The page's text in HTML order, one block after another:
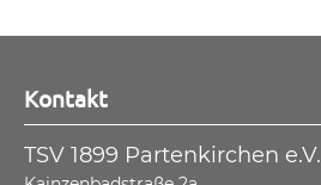
Kontakt
TSV 1899 Partenkirchen e.V.